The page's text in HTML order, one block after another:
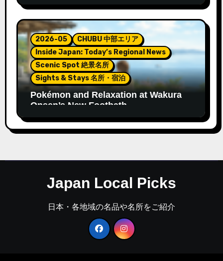
2026-05
CHUBU 中部エリア
Inside Japan: Today’s Regional News
Scenic Spot 絶景名所
Sights & Stays 名所・宿泊
Pokémon and Relaxation at Wakura
Onsen’s New Footbath
Japan Local Picks
日本・各地域の名品や名所をご紹介